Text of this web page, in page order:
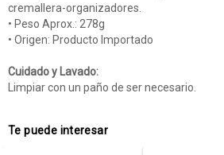
cremallera-organizadores.
• Peso Aprox.: 278g
• Origen: Producto Importado
Cuidado y Lavado:
Limpiar con un paño de ser necesario.
Te puede interesar